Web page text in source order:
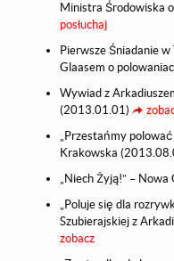
Ministra Środowiska
posłuchaj
Pierwsze Śniadanie
Glaasem o
Wywiad z
(2013.01.01)
„Przestańmy
Krakowska
„Niech Żyją!” – Nowa
„Poluje się dla
Szubierajskiej z
zobacz